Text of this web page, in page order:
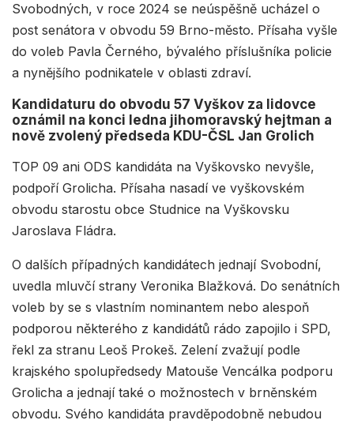
Svobodných, v roce 2024 se neúspěšně ucházel o
post senátora v obvodu 59 Brno-město. Přísaha vyšle
do voleb Pavla Černého, bývalého příslušníka policie
a nynějšího podnikatele v oblasti zdraví.
Kandidaturu do obvodu 57 Vyškov za lidovce
oznámil na konci ledna jihomoravský hejtman a
nově zvolený předseda KDU-ČSL Jan Grolich
TOP 09 ani ODS kandidáta na Vyškovsko nevyšle,
podpoří Grolicha. Přísaha nasadí ve vyškovském
obvodu starostu obce Studnice na Vyškovsku
Jaroslava Fládra.
O dalších případných kandidátech jednají Svobodní,
uvedla mluvčí strany Veronika Blažková. Do senátních
voleb by se s vlastním nominantem nebo alespoň
podporou některého z kandidátů rádo zapojilo i SPD,
řekl za stranu Leoš Prokeš. Zelení zvažují podle
krajského spolupředsedy Matouše Vencálka podporu
Grolicha a jednají také o možnostech v brněnském
obvodu. Svého kandidáta pravděpodobně nebudou